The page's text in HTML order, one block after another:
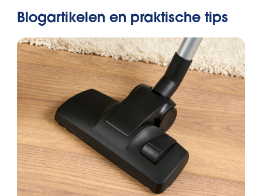
Blogartikelen en praktische tips